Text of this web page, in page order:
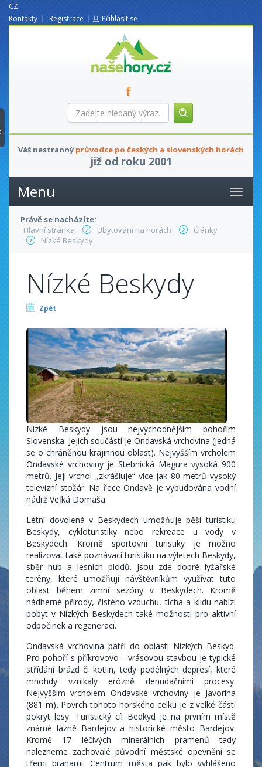
CZ
Kontakty
Registrace Přihlásit se
nasehory.cz
Zadejte
hledaný
Váš nestranný průvodce po českých a slovenských horách
již od roku 2001
Menu
Právě se nacházíte:
Hlavní stránka
Ubytování na horách
Články
Nízké Beskydy
Nízké Beskydy
Zpět
Nízké Beskydy jsou nejvýchodnějším pohořím
Slovenska. Jejich součástí je Ondavská vrchovina (jedná
se o chráněnou krajinnou oblast). Nejvyšším vrcholem
Ondavské vrchoviny je Stebnická Magura vysoká 900
metrů. Její vrchol „zkrášluje“ více jak 80 metrů vysoký
televizní stožár. Na řece Ondavě je vybudována vodní
nádrž Veľká Domaša.
Létní dovolená v Beskydech umožňuje pěší turistiku
Beskydy, cykloturistiky nebo rekreace u vody v
Beskydech. Kromě sportovní turistiky je možno
realizovat také poznávací turistiku na výletech Beskydy,
sběr hub a lesních plodů. Jsou zde dobré lyžařské
terény, které umožňují návštěvníkům využívat tuto
oblast během zimní sezóny v Beskydech. Kromě
nádherné přírody, čistého vzduchu, ticha a klidu nabízí
pobyt v Nízkých Beskydech také možnosti pro aktivní
odpočinek a regeneraci.
Ondavská vrchovina patří do oblasti Nízkých Beskyd.
Pro pohoří s příkrovovo - vrásovou stavbou je typické
střídání brázd či kotlin, tedy podélných depresí, které
mnohdy vznikaly erózně denudačními procesy.
Nejvyšším vrcholem Ondavské vrchoviny je Javorina
(881 m). Povrch tohoto horského celku je z velké části
pokryt lesy. Turistický cíl Bedkyd je na prvním místě
známé lázně Bardejov a historické město Bardejov.
Kromě 17 léčivých minerálních pramenů tady
nalezneme zachovalé původní městské opevnění se
třemi branami. Centrum města pak bylo vyhlášeno